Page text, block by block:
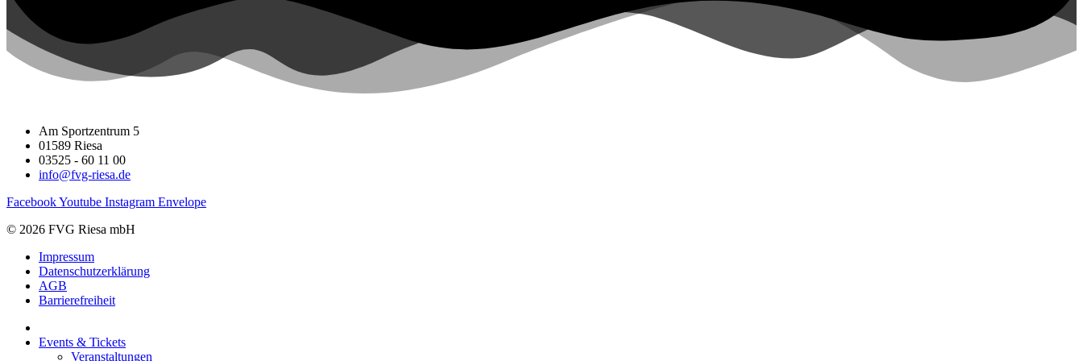
Am Sportzentrum 5
01589 Riesa
03525 - 60 11 00
info@fvg-riesa.de
FacebookYoutube Instagram Envelope
© 2026 FVG Riesa mbH
Impressum
Datenschutzerklärung
AGB
Barrierefreiheit
Events & Tickets
Veranstaltungen